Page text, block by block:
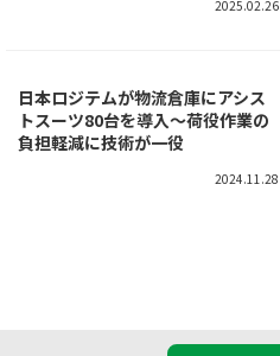
2025.02.26
日本ロジテムが物流倉庫にアシス
トスーツ80台を導入～荷役作業の
負担軽減に技術が一役
2024.11.28